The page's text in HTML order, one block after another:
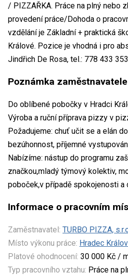
/ PIZZAŘKA. Práce na plný nebo
provedení práce/Dohoda o
vzdělání je Základní + praktická
Králové. Pozice je vhodná i pro
Jindřich De Rosa, tel.: 778 433
Poznámka zaměstnavatele
Do oblíbené pobočky v Hradci
Výroba a ruční příprava pizzy v
Požadujeme: chuť učit se a elán
bezúhonnost, příjemné
Nabízíme: nástup do programu
značkou,mladý týmový kolektiv,
poboček,v případě spokojenosti a
Informace o pracovním
Zaměstnavatel: TURBO PIZZA,
Místo výkonu práce: Hradec
Platové ohodnocení: 30 000 Kč /
Typ pracovního vztahu: Práce na